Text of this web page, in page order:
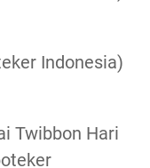
Indonesia)
Twibbon Hari